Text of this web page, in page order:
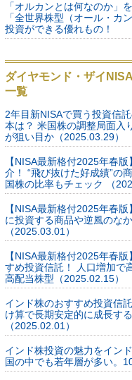
「オルカンとは何なのか」
「全世界株型（オール・カ
投資ができる優れもの！
ダイヤモンド・ザイ
一覧
2年目新NISAで買う投資信
本は？ 米国株の調整局面入
が狙い目か（2025.03.29）
【NISA最新格付2025年春
介！ “飛び抜けた好成績”の
国株の比率もチェック （
【NISA最新格付2025年春
に投資する商品や逆風のな
（2025.03.01）
【NISA最新格付2025年春
すめ投資信託！ 人口増加で
高配当株型（2025.02.15）
インド株のおすすめ投資信
け算で長期安定的に成長す
（2025.02.01）
インド株投資の魅力をイン
国の中でも若年層が多い。